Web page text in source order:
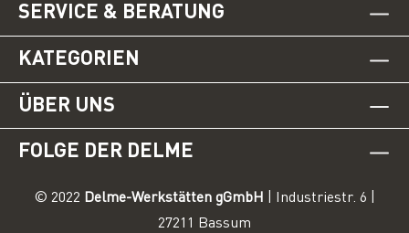
SERVICE & BERATUNG
KATEGORIEN
ÜBER UNS
FOLGE DER DELME
© 2022 Delme-Werkstätten gGmbH | Industriestr. 6 |
27211 Bassum